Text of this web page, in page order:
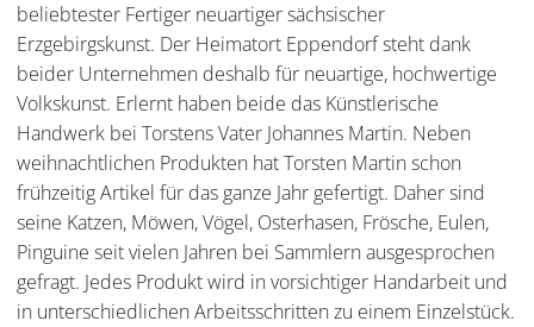
beliebtester Fertiger neuartiger sächsischer
Erzgebirgskunst. Der Heimatort Eppendorf steht dank
beider Unternehmen deshalb für neuartige, hochwertige
Volkskunst. Erlernt haben beide das Künstlerische
Handwerk bei Torstens Vater Johannes Martin. Neben
weihnachtlichen Produkten hat Torsten Martin schon
frühzeitig Artikel für das ganze Jahr gefertigt. Daher sind
seine Katzen, Möwen, Vögel, Osterhasen, Frösche, Eulen,
Pinguine seit vielen Jahren bei Sammlern ausgesprochen
gefragt. Jedes Produkt wird in vorsichtiger Handarbeit und
in unterschiedlichen Arbeitsschritten zu einem Einzelstück.